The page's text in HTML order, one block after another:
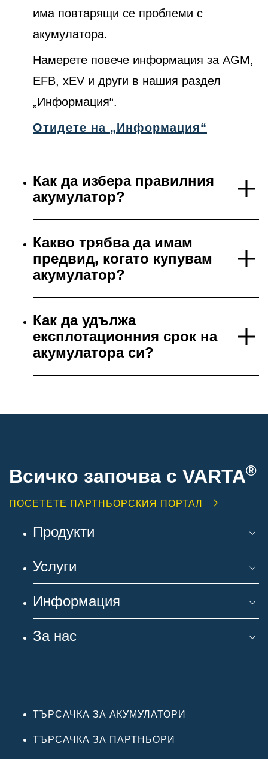
има повтарящи се проблеми с
акумулатора.
Намерете повече информация за AGM,
EFB, xEV и други в нашия раздел
„Информация“.
Отидете на „Информация“
Как да избера правилния
акумулатор?
Какво трябва да имам
предвид, когато купувам
акумулатор?
Как да удължа
експлотационния срок на
акумулатора си?
Всичко започва с VARTA®
ПОСЕТЕТЕ ПАРТНЬОРСКИЯ ПОРТАЛ
Продукти
Услуги
Информация
За нас
ТЪРСАЧКА ЗА АКУМУЛАТОРИ
ТЪРСАЧКА ЗА ПАРТНЬОРИ